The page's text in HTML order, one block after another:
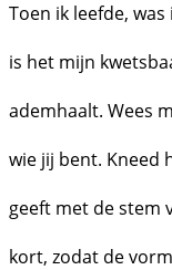
Toen ik leefde,
is het mijn
ademhaalt. Wees
wie jij bent. Kneed
geeft met de stem
kort, zodat de